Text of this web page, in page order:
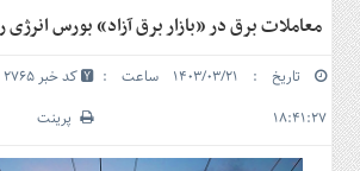
سرویس
ها
بازار
سرمایه
و
بورس
معاملات برق در «بازار برق آزاد» بورس انرژی
تاریخ : ۱۴۰۳/۰۳/۲۱ ساعت :
۱۸:۴۱:۲۷
کد خبر 2765
پرینت